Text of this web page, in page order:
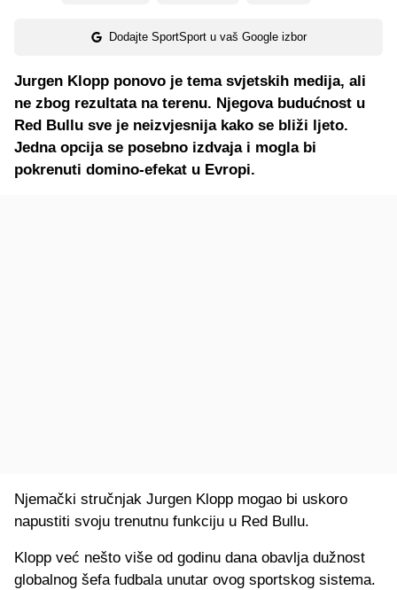
Dodajte SportSport u vaš Google izbor
Jurgen Klopp ponovo je tema svjetskih medija, ali
ne zbog rezultata na terenu. Njegova budućnost u
Red Bullu sve je neizvjesnija kako se bliži ljeto.
Jedna opcija se posebno izdvaja i mogla bi
pokrenuti domino-efekat u Evropi.
Njemački stručnjak Jurgen Klopp mogao bi uskoro
napustiti svoju trenutnu funkciju u Red Bullu.
Klopp već nešto više od godinu dana obavlja dužnost
globalnog šefa fudbala unutar ovog sportskog sistema.